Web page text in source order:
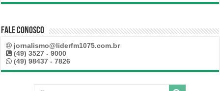
Fale Conosco
jornalismo@liderfm1075.com.br
(49) 3527 - 9000
(49) 98437 - 7826